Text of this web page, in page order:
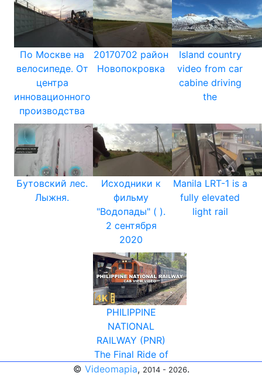
По Москве на
велосипеде. От
центра
инновационного
производства
20170702 район
Новопокровка
Island country
video from car
cabine driving
the
Бутовский лес.
Лыжня.
Исходники к
фильму
"Водопады" ( ).
2 сентября
2020
Manila LRT-1 is a
fully elevated
light rail
PHILIPPINE
NATIONAL
RAILWAY (PNR)
The Final Ride of
© Videomapia, 2014 - 2026.